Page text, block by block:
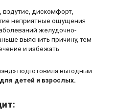
дискомфорт,
неприятные ощущения
желудочно-
выяснить причину, тем
и избежать
подготовила выгодный
для детей и взрослых.